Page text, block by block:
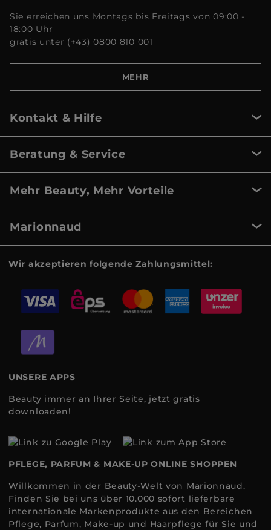
Sie erreichen uns Montags bis Freitags von 09:00 -
18:00 Uhr
gratis unter (+43) 0800 810 001
MEHR
Kontakt & Hilfe
Beratung & Service
Mehr Beauty, Mehr Vorteile
Marionnaud
Wir akzeptieren folgende Zahlungsmittel:
UNSERE APPS
Beauty immer an Ihrer Seite, jetzt gratis
downloaden!
PFLEGE, PARFUM & MAKE-UP ONLINE SHOPPEN
Willkommen in der Beauty-Welt von Marionnaud.
Finden Sie bei uns über 10.000 sofort lieferbare
internationale Markenprodukte aus den Bereichen
Pflege, Parfum, Make-up und Haarpflege für Sie und